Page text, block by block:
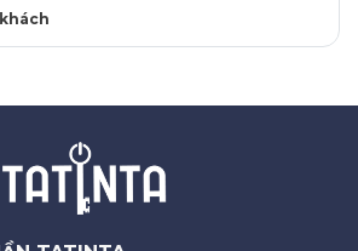
khách